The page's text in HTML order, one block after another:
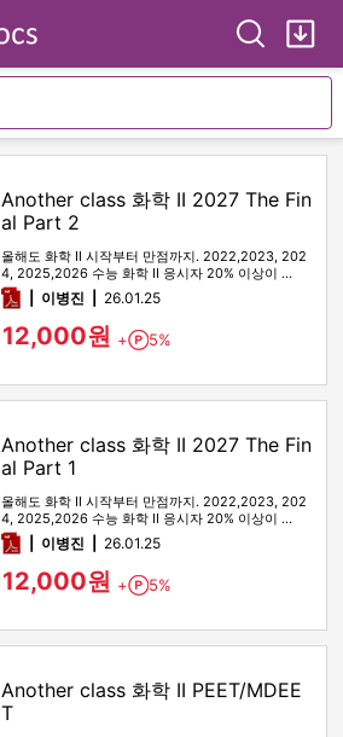
Search
Another class 화학 II 2027 The Fin
al Part 2
올해도 화학 II 시작부터 만점까지. 2022,2023, 202
4, 2025,2026 수능 화학 II 응시자 20% 이상이 …
pdf이병진 26.01.25
12,000원 + Point
5%
Another class 화학 II 2027 The Fin
al Part 1
올해도 화학 II 시작부터 만점까지. 2022,2023, 202
4, 2025,2026 수능 화학 II 응시자 20% 이상이 …
pdf이병진 26.01.25
12,000원 + Point
5%
Another class 화학 II PEET/MDEE
T